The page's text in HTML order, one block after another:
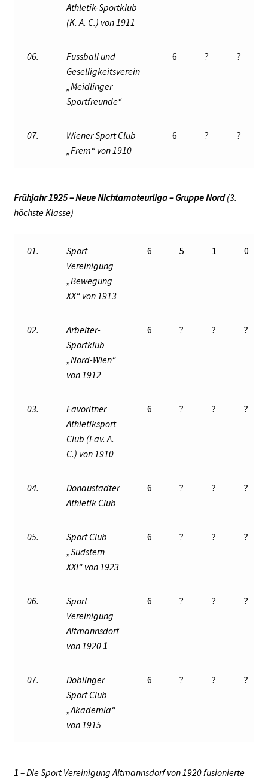
Athletik-Sportklub
(K. A. C.) von 1911
06.
Fussball und
Geselligkeitsverein
„Meidlinger
Sportfreunde“
6 ? ?
07.
Wiener Sport Club
„Frem“ von 1910
6 ? ?
Frühjahr 1925 – Neue Nichtamateurliga – Gruppe Nord(3.
höchste Klasse)
01.
Sport
Vereinigung
„Bewegung
XX“ von 1913
6 5 1 0
02.
Arbeiter-
Sportklub
„Nord-Wien“
von 1912
6 ? ? ?
03.
Favoritner
Athletiksport
Club (Fav. A.
C.) von 1910
6 ? ? ?
04.
Donaustädter
Athletik Club
6 ? ? ?
05.
Sport Club
„Südstern
XXI“ von 1923
6 ? ? ?
06.
Sport
Vereinigung
Altmannsdorf
von 19201
6 ? ? ?
07.
Döblinger
Sport Club
„Akademia“
von 1915
6 ? ? ?
1 – Die Sport Vereinigung Altmannsdorf von 1920 fusionierte